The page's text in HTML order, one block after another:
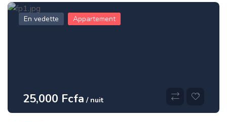
En vedette Appartement
25,000 Fcfa / nuit